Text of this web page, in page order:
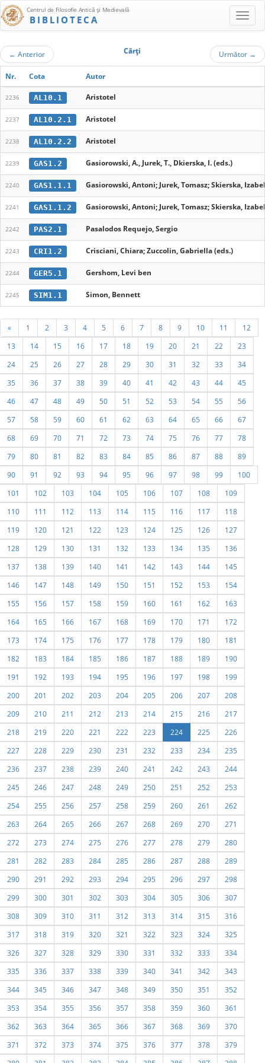
Centrul de Filosofie Antică şi Medievală
BIBLIOTECA
← Anterior Cărţi Următor →
Nr. Cota Autor
2236 AL10.1 Aristotel
2237 AL10.2.1 Aristotel
2238 AL10.2.2 Aristotel
2239 GAS1.2 Gasiorowski, A., Jurek, T., Dkierska, I. (eds.)
2240 GAS1.1.1 Gasiorowski, Antoni; Jurek, Tomasz; Skierska,
2241 GAS1.1.2 Gasiorowski, Antoni; Jurek, Tomasz; Skierska,
2242 PAS2.1 Pasalodos Requejo, Sergio
2243 CRI1.2 Crisciani, Chiara; Zuccolin, Gabriella (eds.)
2244 GER5.1 Gershom, Levi ben
2245 SIM1.1 Simon, Bennett
« 1 2 3 4 5 6 7 8 9 10 11
12
13
14 15 16 17 18 19 20 21 22
23
24
25 26 27 28 29 30 31 32 33
34
35
36 37 38 39 40 41 42 43 44
45
46
47 48 49 50 51 52 53 54 55
56
57
58 59 60 61 62 63 64 65 66
67
68
69 70 71 72 73 74 75 76 77
78
79
80 81 82 83 84 85 86 87 88
89
90
91 92 93 94 95 96 97 98 99
100
101
102 103 104 105 106 107 108
109
110
111 112 113 114 115 116 117
118
119
120 121 122 123 124 125 126
127
128
129 130 131 132 133 134 135
136
137
138 139 140 141 142 143 144
145
146
147 148 149 150 151 152 153
154
155
156 157 158 159 160 161 162
163
164
165 166 167 168 169 170 171
172
173
174 175 176 177 178 179 180
181
182
183 184 185 186 187 188 189
190
191
192 193 194 195 196 197 198
199
200
201 202 203 204 205 206 207
208
209
210 211 212 213 214 215 216
217
218
219 220 221 222 223 224 225
226
227
228 229 230 231 232 233 234
235
236
237 238 239 240 241 242 243
244
245
246 247 248 249 250 251 252
253
254
255 256 257 258 259 260 261
262
263
264 265 266 267 268 269 270
271
272
273 274 275 276 277 278 279
280
281
282 283 284 285 286 287 288
289
290
291 292 293 294 295 296 297
298
299
300 301 302 303 304 305 306
307
308
309 310 311 312 313 314 315
316
317
318 319 320 321 322 323 324
325
326
327 328 329 330 331 332 333
334
335
336 337 338 339 340 341 342
343
344
345 346 347 348 349 350 351
352
353
354 355 356 357 358 359 360
361
362
363 364 365 366 367 368 369
370
371
372 373 374 375 376 377 378
379